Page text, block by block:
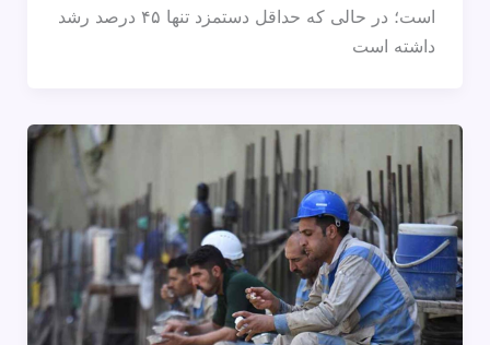
است؛ در حالی که حداقل دستمزد تنها ۴۵ درصد رشد
داشته است